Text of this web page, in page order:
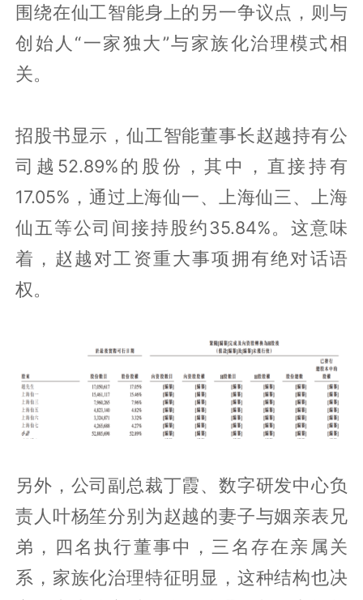
围绕在仙工智能身上的另一争议点，则与
创始人“一家独大”与家族化治理模式相
关。
招股书显示，仙工智能董事长赵越持有公
司越52.89%的股份，其中，直接持有
17.05%，通过上海仙一、上海仙三、上海
仙五等公司间接持股约35.84%。这意味
着，赵越对工资重大事项拥有绝对话语
权。
另外，公司副总裁丁霞、数字研发中心负
责人叶杨笙分别为赵越的妻子与姻亲表兄
弟，四名执行董事中，三名存在亲属关
系，家族化治理特征明显，这种结构也决